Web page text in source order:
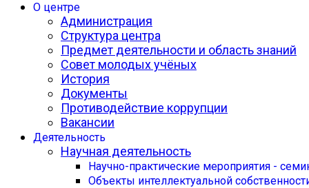
О центре
Администрация
Структура центра
Предмет деятельности и область знаний
Совет молодых учёных
История
Документы
Противодействие коррупции
Вакансии
Деятельность
Научная деятельность
Научно-практические мероприятия -
Объекты интеллектуальной